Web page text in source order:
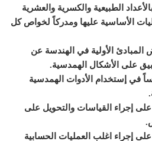
الطبيعية والكسرية والعشرية
الأساسية عليها ومدركاً لخواص كل
الأولية في الهندسة عن
على الأشكال الهمدسية.
في إستخدام الأدوات الهمدسية
على إجراء القياسات والتحويل على
إجراء اغلب العمليات الحسابية